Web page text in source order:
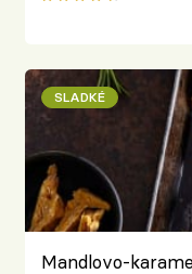
SLADKÉ
Mandlovo-